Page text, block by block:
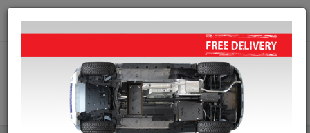
info@protectionsousmoteur.eu